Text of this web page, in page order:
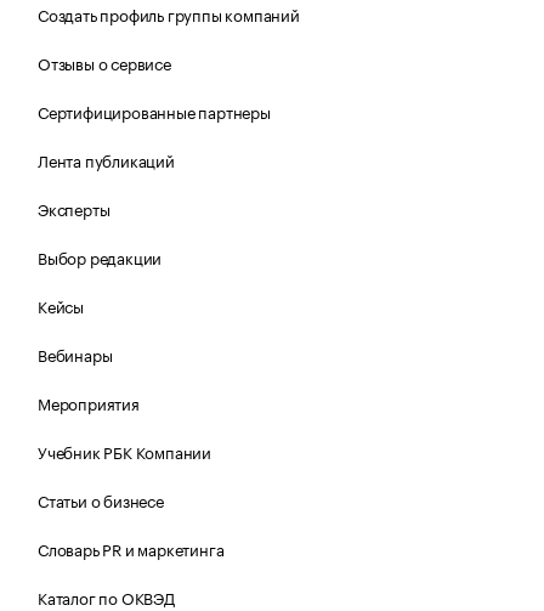
Создать профиль группы компаний
Отзывы о сервисе
Сертифицированные партнеры
Лента публикаций
Эксперты
Выбор редакции
Кейсы
Вебинары
Мероприятия
Учебник РБК Компании
Статьи о бизнесе
Словарь PR и маркетинга
Каталог по ОКВЭД